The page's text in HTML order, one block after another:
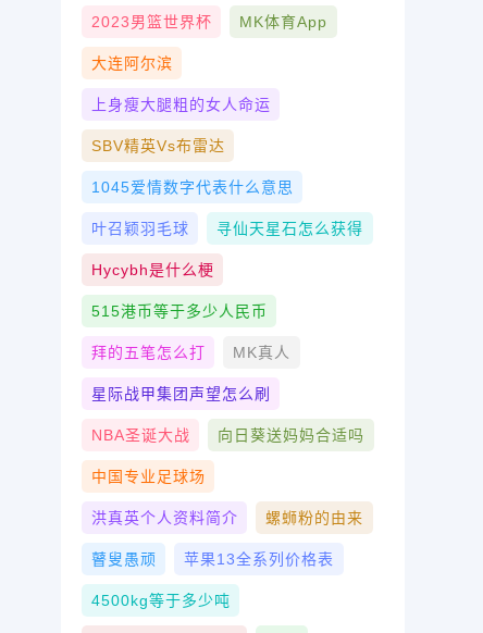
2023男篮世界杯 MK体育App
大连阿尔滨
上身瘦大腿粗的女人命运
SBV精英vs布雷达
1045爱情数字代表什么意思
叶召颖羽毛球 寻仙天星石怎么获得
Hycybh是什么梗
515港币等于多少人民币
拜的五笔怎么打 MK真人
星际战甲集团声望怎么刷
NBA圣诞大战 向日葵送妈妈合适吗
中国专业足球场
洪真英个人资料简介 螺蛳粉的由来
瞽叟愚顽 苹果13全系列价格表
4500kg等于多少吨